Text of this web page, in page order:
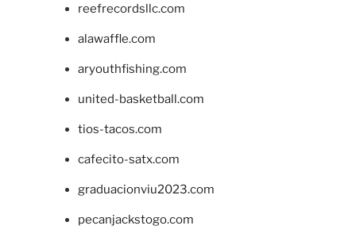
reefrecordsllc.com
alawaffle.com
aryouthfishing.com
united-basketball.com
tios-tacos.com
cafecito-satx.com
graduacionviu2023.com
pecanjackstogo.com